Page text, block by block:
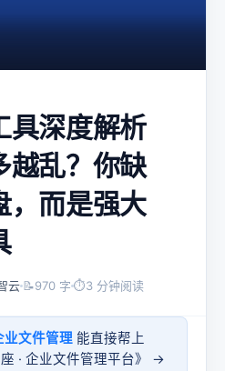
具深度解析
越乱？你缺
，而是强大
云 📝970 字 ⏱3 分钟阅读
业文件管理 能直接帮上
· 企业文件管理平台》 →